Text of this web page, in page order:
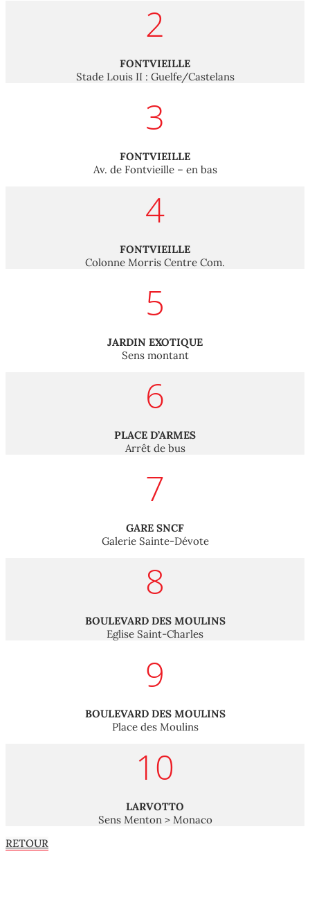
2
FONTVIEILLE
Stade Louis II : Guelfe/Castelans
3
FONTVIEILLE
Av. de Fontvieille – en bas
4
FONTVIEILLE
Colonne Morris Centre Com.
5
JARDIN EXOTIQUE
Sens montant
6
PLACE D’ARMES
Arrêt de bus
7
GARE SNCF
Galerie Sainte-Dévote
8
BOULEVARD DES MOULINS
Eglise Saint-Charles
9
BOULEVARD DES MOULINS
Place des Moulins
10
LARVOTTO
Sens Menton > Monaco
RETOUR